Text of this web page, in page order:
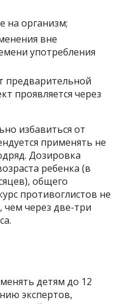
на организм;
вне
употребления
предварительной
проявляется через
избавиться от
применять не
Дозировка
ребенка (в
общего
противоглистов не
чем через две-три
детям до 12
экспертов,